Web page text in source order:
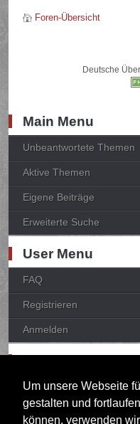
Um unsere Webseite
gestalten und
können, verwenden
Foren-Übersicht
Deutsche
Main Menu
Unbeantwortete Themen
Aktive Themen
Eigene Beiträge
Erweiterte Suche
User Menu
FAQ
Registrieren
Anmelden